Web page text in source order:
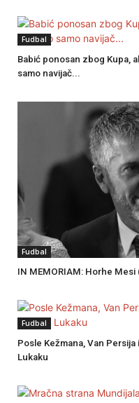
Fudbal
Babić ponosan zbog Kupa,
samo navijač...
Fudbal
IN MEMORIAM: Horhe
Fudbal
Posle Kežmana, Van
Lukaku